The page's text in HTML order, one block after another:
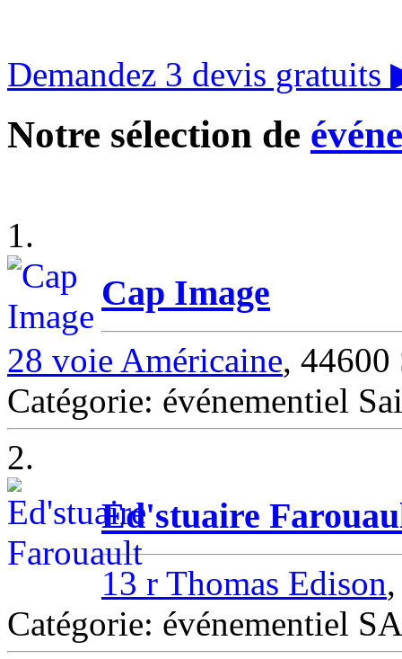
Demandez 3 devis gratuits
Notre sélection de
1.
Cap Image
28 voie Américaine, 44600
Catégorie: événementiel
2.
Ed'stuaire
13 r Thomas Edison
Catégorie: événementiel